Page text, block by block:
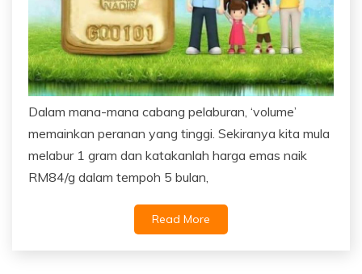
Dalam mana-mana cabang pelaburan, ‘volume’
memainkan peranan yang tinggi. Sekiranya kita mula
melabur 1 gram dan katakanlah harga emas naik
RM84/g dalam tempoh 5 bulan,
Read More